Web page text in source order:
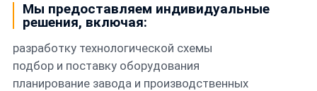
Мы предоставляем индивидуальные
решения, включая:
разработку технологической схемы
подбор и поставку оборудования
планирование завода и производственных